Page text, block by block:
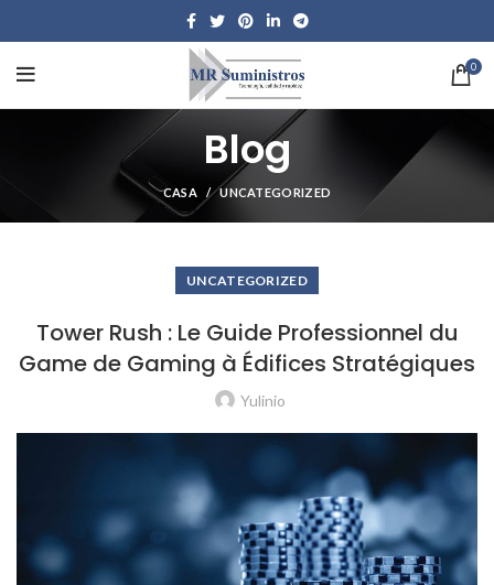
0
Blog
CASA UNCATEGORIZED
UNCATEGORIZED
Tower Rush : Le Guide Professionnel du
Game de Gaming à Édifices Stratégiques
Yulinio